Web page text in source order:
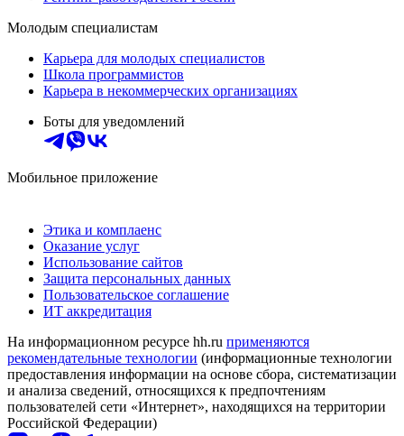
Молодым специалистам
Карьера для молодых специалистов
Школа программистов
Карьера в некоммерческих организациях
Боты для уведомлений
Мобильное приложение
Этика и комплаенс
Оказание услуг
Использование сайтов
Защита персональных данных
Пользовательское соглашение
ИТ аккредитация
На информационном ресурсе hh.ru применяются
рекомендательные технологии (информационные технологии
предоставления информации на основе сбора, систематизации
и анализа сведений, относящихся к предпочтениям
пользователей сети «Интернет», находящихся на территории
Российской Федерации)